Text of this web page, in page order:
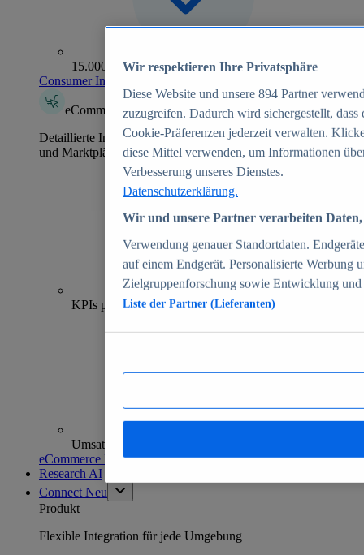
15.000+ Marken
Consumer Insights entdecken
eCommerce Insights
Detaillierte Informationen zu mehr als 39.000 Online-Shops
und Marktplätzen
70+
KPIs pro Shop
Umsatzanalysen und -prognosen
eCommerce Insights entdecken
Research AI
Connect Neu
Produkt
Flexible Integration für jede Umgebung
Wir respektieren Ihre Privatsphäre
Diese Website und unsere 894 Partner
zuzugreifen. Dadurch wird sichergestellt,
Cookie-Präferenzen jederzeit verwalten.
diese Mittel verwenden, um Informationen
Verbesserung unseres Dienstes.
Datenschutzerklärung.
Wir und unsere Partner verarbeiten
Verwendung genauer Standortdaten.
auf einem Endgerät. Personalisierte Werbung
Zielgruppenforschung sowie Entwicklung
Liste der Partner (Lieferanten)